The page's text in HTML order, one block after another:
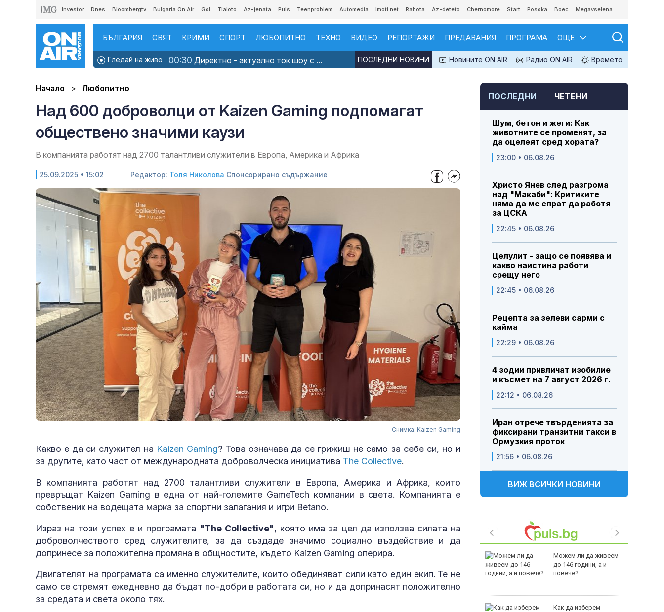
Investor Dnes Bloombergtv Bulgaria On Air Gol Tialoto Az-jenata Puls Teenproblem Automedia Imoti.net Rabota Az-deteto Chernomore Start Posoka Boec Megavselena
БЪЛГАРИЯ СВЯТ КРИМИ СПОРТ ЛЮБОПИТНО ТЕХНО ВИДЕО РЕПОРТАЖИ ПРЕДАВАНИЯ ПРОГРАМА ОЩЕ
Гледай на живо 00:30 Директно - актуално ток шоу с ... Новините ON AIR Радио ON AIR Времето
ПОСЛЕДНИ НОВИНИ
Начало Любопитно
Над 600 доброволци от Kaizen Gaming подпомагат
oбществено значими каузи
В компанията работят над 2700 талантливи служители в Европа, Америка и Африка
25.09.2025 • 15:02 Редактор: Толя Николова Спонсорирано съдържание
Снимка: Kaizen Gaming
Какво е да си служител на Kaizen Gaming? Това означава да се грижиш не само за себе си, но и
за другите, като част от международната доброволческа инициатива The Collective.
В компанията работят над 2700 талантливи служители в Европа, Америка и Африка, които
превръщат Kaizen Gaming в една от най-големите GameTech компании в света. Компанията е
собственик на водещата марка за спортни залагания и игри Betano.
Израз на този успех е и програмата "The Collective", която има за цел да използва силата на
доброволчеството сред служителите, за да създаде значимо социално въздействие и да
допринесе за положителна промяна в общностите, където Kaizen Gaming оперира.
Двигателят на програмата са именно служителите, които обединяват сили като един екип. Те не
само се стремят ежедневно да бъдат по-добри в работата си, но и да допринасят положително
за средата и света около тях.
ПОСЛЕДНИ ЧЕТЕНИ
Шум, бетон и жеги: Как
животните се променят, за
да оцелеят сред хората?
23:00 • 06.08.26
Христо Янев след разгрома
над "Макаби": Критиките
няма да ме спрат да работя
за ЦСКА
22:45 • 06.08.26
Целулит - защо се появява и
какво наистина работи
срещу него
22:45 • 06.08.26
Рецепта за зелеви сарми с
кайма
22:29 • 06.08.26
4 зодии привличат изобилие
и късмет на 7 август 2026 г.
22:12 • 06.08.26
Иран отрече твърденията за
фиксирани транзитни такси в
Ормузкия проток
21:56 • 06.08.26
ВИЖ ВСИЧКИ НОВИНИ
руски войник облечен
Можем ли да живеем
до 146 години, а и
повече?
Как да изберем